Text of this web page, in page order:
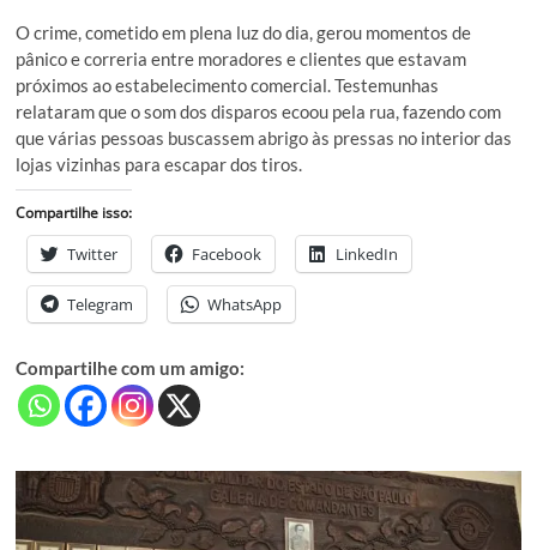
O crime, cometido em plena luz do dia, gerou momentos de
pânico e correria entre moradores e clientes que estavam
próximos ao estabelecimento comercial. Testemunhas
relataram que o som dos disparos ecoou pela rua, fazendo com
que várias pessoas buscassem abrigo às pressas no interior das
lojas vizinhas para escapar dos tiros.
Compartilhe isso:
Twitter Facebook LinkedIn
Telegram WhatsApp
Compartilhe com um amigo: